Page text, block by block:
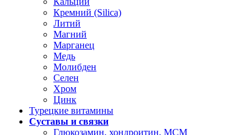
Кремний (Silica)
Литий
Магний
Марганец
Медь
Молибден
Селен
Хром
Цинк
Турецкие витамины
Суставы и связки
Глюкозамин, хондроитин, МСМ